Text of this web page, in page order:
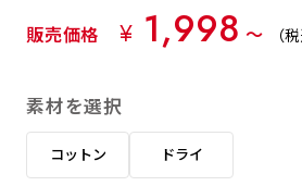
販売価格 ¥ 1,998 〜 （
素材を選択
コットン ドライ
弊社よりJPG画像をお送りし
入稿（AI／PSD）
購入時の案内に沿って入稿し
幅は標準サイズですが高さが
近距離の歩行者や、特に女性の
幅は標準サイズですが高さが
近距離の歩行者や、特に女性の
チチ無し
ハトメ四隅